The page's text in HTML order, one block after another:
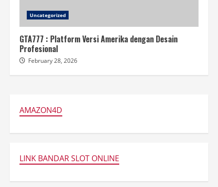
Uncategorized
GTA777 : Platform Versi Amerika dengan Desain
Profesional
February 28, 2026
AMAZON4D
LINK BANDAR SLOT ONLINE